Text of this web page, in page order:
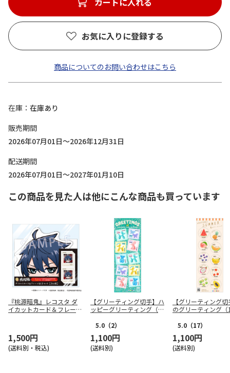
お気に入りに登録する
商品についてのお問い合わせはこちら
在庫
在庫あり
販売期間
2026年07月01日～2026年12月31日
配送期間
2026年07月01日～2027年01月10日
この商品を見た人は他にこんな商品も買っています
『桃源暗鬼』レコスタ ダ
イカットカード＆フレーム
1,500円
(送料別・税込)
【グリーティング切手】ハ
ッピーグリーティング（1
5.0 （2）
1,100円
(送料別)
【グリーティング
のグリーティング（
5.0 （17）
1,100円
(送料別)